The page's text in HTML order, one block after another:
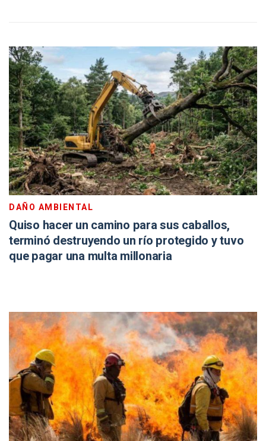
DAÑO AMBIENTAL
Quiso hacer un camino para sus caballos,
terminó destruyendo un río protegido y tuvo
que pagar una multa millonaria